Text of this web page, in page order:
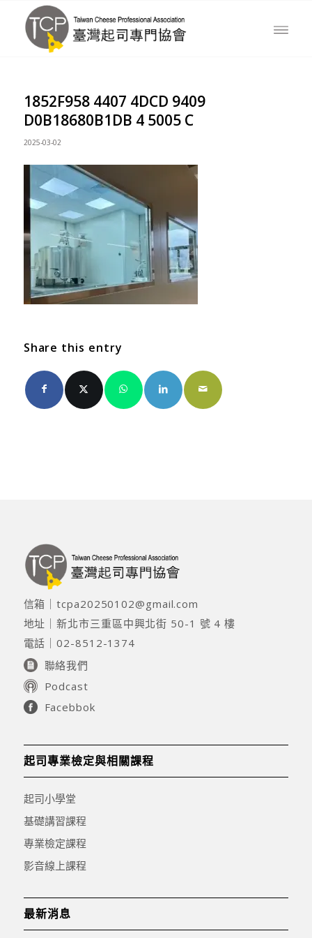
1852F958 4407 4DCD 9409
D0B18680B1DB 4 5005 C
2025-03-02
Share this entry
信箱｜tcpa20250102@gmail.com
地址｜新北市三重區中興北街 50-1 號 4 樓
電話｜02-8512-1374
聯絡我們
Podcast
Facebbok
起司專業檢定與相關課程
起司小學堂
基礎講習課程
專業檢定課程
影音線上課程
最新消息